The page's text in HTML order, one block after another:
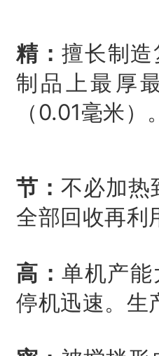
精：擅长制
制品上最厚
（0.01毫米
节： 不必加热
全部回收再利
高：单机产
停机迅速。生